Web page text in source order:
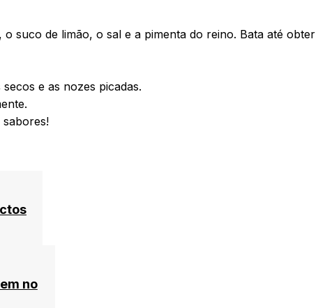
suco de limão, o sal e a pimenta do reino. Bata até
e as nozes picadas.
sabores!
no